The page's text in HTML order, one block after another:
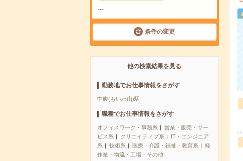
---
条件の変更
他の検索結果を見る
勤務地でお仕事情報をさがす
中腹(もいわ山)駅
職種でお仕事情報をさがす
オフィスワーク・事務系
営業・販売・サー
ビス系
クリエイティブ系
IT・エンジニア
系
技術系 医療・介護・福祉・教育系
軽
作業・物流・工場・その他